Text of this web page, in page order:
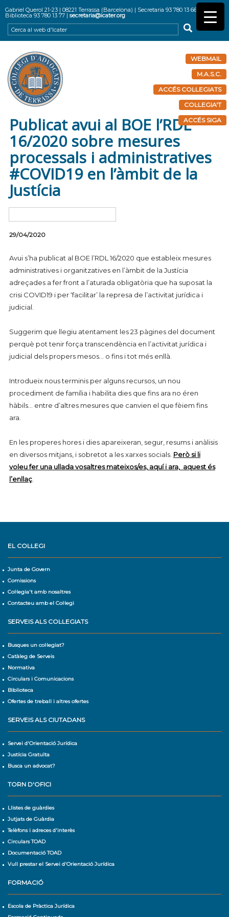
Gabriel Querol 21-23 | 08221 Terrassa (Barcelona) | Secretaria 93 780 13 66 |
Biblioteca 93 780 13 77 |secretaria@icater.org
WEBMAIL
M.A.S.C.
ACCÉS COL·LEGIATS
COL·LEGIA'T
ACCÉS SIGA
Publicat avui al BOE l’RDL
16/2020 sobre mesures
processals i administratives
#COVID19 en l’àmbit de la
Justícia
29/04/2020
Avui s’ha publicat al BOE l’RDL 16/2020 que estableix mesures
administratives i organitzatives en l’àmbit de la Justícia
adreçades a fer front a l’aturada obligatòria que ha suposat la
crisi COVID19 i per ‘facilitar’ la represa de l’activitat jurídica i
judicial.
Suggerim que llegiu atentament les 23 pàgines del document
perquè pot tenir força transcendència en l’activitat jurídica i
judicial dels propers mesos… o fins i tot més enllà.
Introdueix nous terminis per alguns recursos, un nou
procediment de família i habilita dies que fins ara no éren
hàbils… entre d’altres mesures que canvien el que fèiem fins
ara.
En les properes hores i dies apareixeran, segur, resums i anàlisis
en diversos mitjans, i sobretot a les xarxes socials. Però si li
voleu fer una ullada vosaltres mateixos/es, aquí i ara, aquest és
l’enllaç.
EL COL·LEGI
Junta de Govern
Comissions
Col·legia't amb nosaltres
Contacteu amb el Col·legi
SERVEIS ALS COL·LEGIATS
Busques un col·legiat?
Catàleg de Serveis
Normativa
Circulars i Comunicacions
Biblioteca
Ofertes de treball i altres ofertes
SERVEIS ALS CIUTADANS
Servei d'Orientació Jurídica
Justícia Gratuïta
Busca un advocat?
TORN D'OFICI
Llistes de guàrdies
Jutjats de Guàrdia
Telèfons i adreces d'interès
Circulars TOAD
Documentació TOAD
Vull prestar el Servei d'Orientació Jurídica
FORMACIÓ
Escola de Pràctica Jurídica